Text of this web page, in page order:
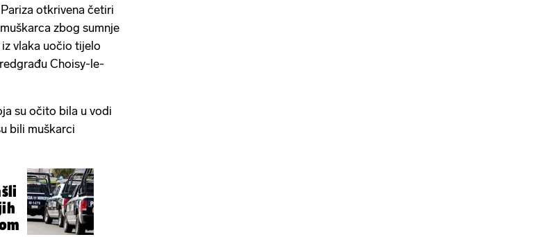
otkrivena četiri
zbog sumnje
vlaka uočio tijelo
Choisy-le-
su očito bila u vodi
bili muškarci